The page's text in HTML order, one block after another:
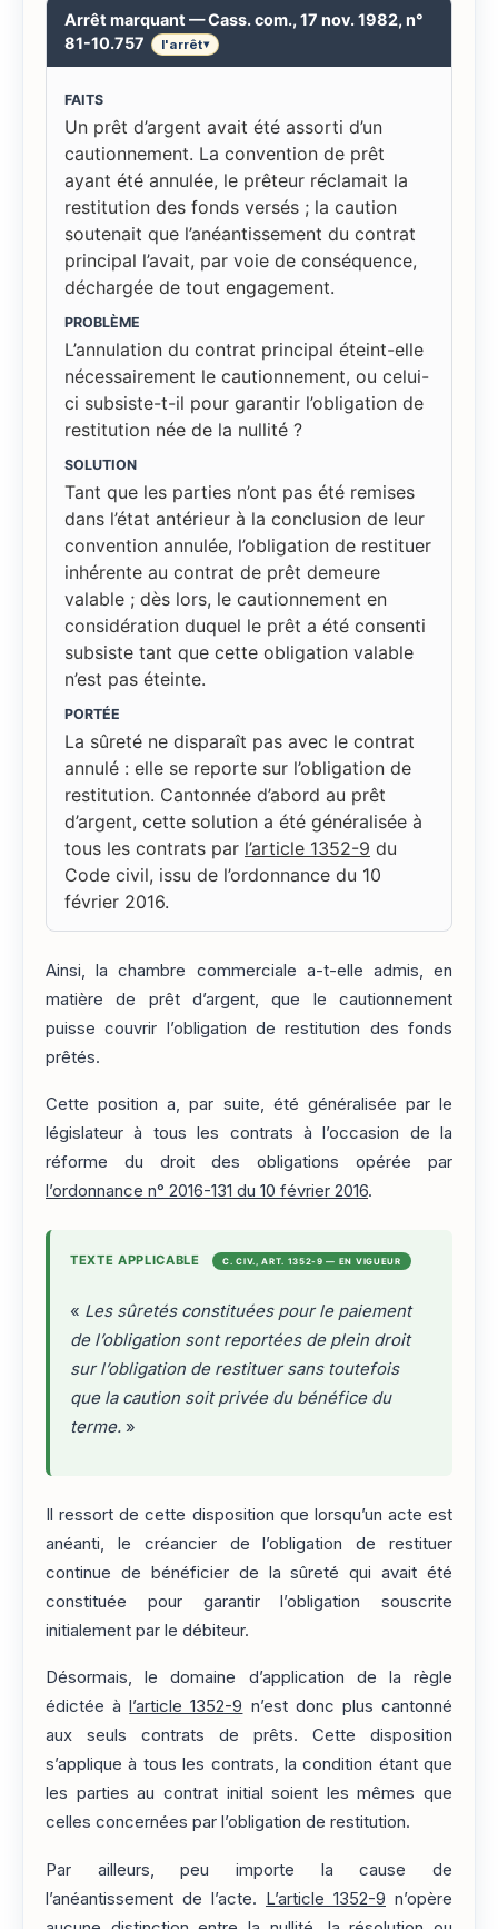
Arrêt marquant — Cass. com., 17 nov. 1982, n°
81-10.757
l'arrêt▾
FAITS
Un prêt d’argent avait été assorti d’un
cautionnement. La convention de prêt
ayant été annulée, le prêteur réclamait la
restitution des fonds versés ; la caution
soutenait que l’anéantissement du contrat
principal l’avait, par voie de conséquence,
déchargée de tout engagement.
PROBLÈME
L’annulation du contrat principal éteint-elle
nécessairement le cautionnement, ou celui-
ci subsiste-t-il pour garantir l’obligation de
restitution née de la nullité ?
SOLUTION
Tant que les parties n’ont pas été remises
dans l’état antérieur à la conclusion de leur
convention annulée, l’obligation de restituer
inhérente au contrat de prêt demeure
valable ; dès lors, le cautionnement en
considération duquel le prêt a été consenti
subsiste tant que cette obligation valable
n’est pas éteinte.
PORTÉE
La sûreté ne disparaît pas avec le contrat
annulé : elle se reporte sur l’obligation de
restitution. Cantonnée d’abord au prêt
d’argent, cette solution a été généralisée à
tous les contrats par l’article 1352-9 du
Code civil, issu de l’ordonnance du 10
février 2016.
Ainsi, la chambre commerciale a-t-elle admis, en
matière de prêt d’argent, que le cautionnement
puisse couvrir l’obligation de restitution des fonds
prêtés.
Cette position a, par suite, été généralisée par le
législateur à tous les contrats à l’occasion de la
réforme du droit des obligations opérée par
l’ordonnance n° 2016-131 du 10 février 2016.
TEXTE APPLICABLE C. CIV., ART. 1352-9 — EN VIGUEUR
« Les sûretés constituées pour le paiement
de l’obligation sont reportées de plein droit
sur l’obligation de restituer sans toutefois
que la caution soit privée du bénéfice du
terme. »
Il ressort de cette disposition que lorsqu’un acte est
anéanti, le créancier de l’obligation de restituer
continue de bénéficier de la sûreté qui avait été
constituée pour garantir l’obligation souscrite
initialement par le débiteur.
Désormais, le domaine d’application de la règle
édictée àl’article 1352-9 n’est donc plus cantonné
aux seuls contrats de prêts. Cette disposition
s’applique à tous les contrats, la condition étant que
les parties au contrat initial soient les mêmes que
celles concernées par l’obligation de restitution.
Par ailleurs, peu importe la cause de
l’anéantissement de l’acte. L’article 1352-9 n’opère